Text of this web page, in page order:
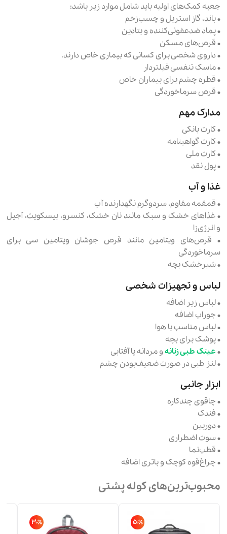
جعبه کمک‌های اولیه باید شامل موارد زیر باشد:
• باند، گاز استریل و چسب‌زخم
• پماد ضدعفونی‌کننده و بتادین
• قرص‌های مسکن
• داروی شخصی برای کسانی که بیماری خاص دارند.
• ماسک تنفسی فیلتردار
• قطره چشم برای بیماران خاص
• قرص سرماخوردگی
مدارک مهم
• کارت بانکی
• کارت گواهینامه
• کارت ملی
• پول نقد
غذا و آب
• قمقمه مقاوم، سردوگرم نگهدارنده آب
• غذاهای خشک و سبک مانند نان خشک، کنسرو، بیسکویت، آجیل
و انرژی‌زا
• قرص‌های ویتامین مانند قرص جوشان ویتامین سی برای
سرماخوردگی
• شیرخشک بچه
لباس و تجهیزات شخصی
• لباس زیر اضافه
• جوراب اضافه
• لباس مناسب با هوا
• پوشک برای بچه
•عینک طبی زنانهو مردانه یا آفتابی
• لنز طبی در صورت ضعیف‌بودن چشم
ابزار جانبی
• چاقوی چندکاره
• فندک
• دوربین
• سوت اضطراری
• قطب‌نما
• چراغ‌قوه کوچک و باتری اضافه
محبوب‌ترین‌های کوله پشتی
50٪ 30٪